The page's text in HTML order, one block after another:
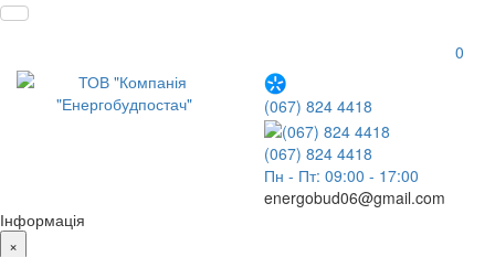
0
(067) 824 4418
(067) 824 4418
Пн - Пт: 09:00 - 17:00
energobud06@gmail.com
Інформація
×